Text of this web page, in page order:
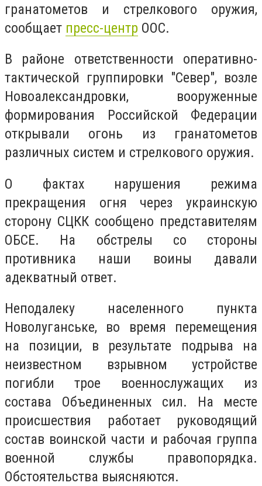
гранатометов и стрелкового оружия,
сообщает пресс-центр ООС.
В районе ответственности оперативно-
тактической группировки "Север", возле
Новоалександровки, вооруженные
формирования Российской Федерации
открывали огонь из гранатометов
различных систем и стрелкового оружия.
О фактах нарушения режима
прекращения огня через украинскую
сторону СЦКК сообщено представителям
ОБСЕ. На обстрелы со стороны
противника наши воины давали
адекватный ответ.
Неподалеку населенного пункта
Новолуганське, во время перемещения
на позиции, в результате подрыва на
неизвестном взрывном устройстве
погибли трое военнослужащих из
состава Объединенных сил. На месте
происшествия работает руководящий
состав воинской части и рабочая группа
военной службы правопорядка.
Обстоятельства выясняются.